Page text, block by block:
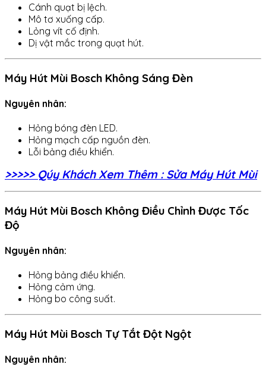
Cánh quạt bị lệch.
Mô tơ xuống cấp.
Lỏng vít cố định.
Dị vật mắc trong quạt hút.
Máy Hút Mùi Bosch Không Sáng Đèn
Nguyên nhân:
Hỏng bóng đèn LED.
Hỏng mạch cấp nguồn đèn.
Lỗi bảng điều khiển.
>>>>> Qúy Khách Xem Thêm : Sửa Máy Hút Mùi
Máy Hút Mùi Bosch Không Điều Chỉnh Được Tốc
Độ
Nguyên nhân:
Hỏng bảng điều khiển.
Hỏng cảm ứng.
Hỏng bo công suất.
Máy Hút Mùi Bosch Tự Tắt Đột Ngột
Nguyên nhân: